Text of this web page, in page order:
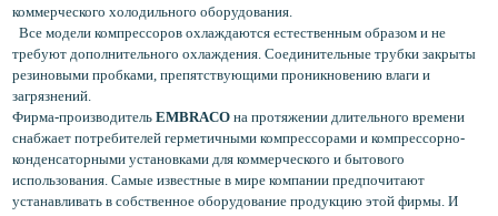
коммерческого холодильного оборудования.
Все модели компрессоров охлаждаются естественным образом и не
требуют дополнительного охлаждения. Соединительные трубки закрыты
резиновыми пробками, препятствующими проникновению влаги и
загрязнений.
Фирма-производительEMBRACO на протяжении длительного времени
снабжает потребителей герметичными компрессорами и компрессорно-
конденсаторными установками для коммерческого и бытового
использования. Самые известные в мире компании предпочитают
устанавливать в собственное оборудование продукцию этой фирмы. И